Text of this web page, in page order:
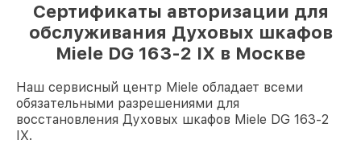
Сертификаты авторизации для
обслуживания Духовых шкафов
Miele DG 163-2 IX в Москве
Наш сервисный центр Miele обладает всеми
обязательными разрешениями для
восстановления Духовых шкафов Miele DG 163-2
IX.